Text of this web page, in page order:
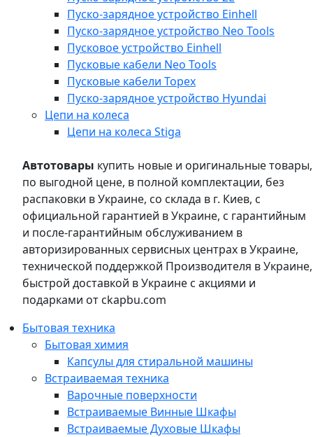
Пуско-зарядное устройство Einhell
Пуско-зарядное устройство Neo Tools
Пусковое устройство Einhell
Пусковые кабели Neo Tools
Пусковые кабели Topex
Пуско-зарядное устройство Hyundai
Цепи на колеса
Цепи на колеса Stiga
Автотовары купить новые и оригинальные товары,
по выгодной цене, в полной комплектации, без
распаковки в Украине, со склада в г. Киев, с
официальной гарантией в Украине, с гарантийным
и после-гарантийным обслуживанием в
авторизированных сервисных центрах в Украине,
технической поддержкой Производителя в Украине,
быстрой доставкой в Украине с акциями и
подарками от ckapbu.com
Бытовая техника
Бытовая химия
Капсулы для стиральной машины
Встраиваемая техника
Варочные поверхности
Встраиваемые Винные Шкафы
Встраиваемые Духовые Шкафы